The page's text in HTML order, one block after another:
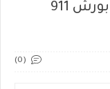
إعادة اكتشاف الأناقة الخالدة: بورش 911
(0)